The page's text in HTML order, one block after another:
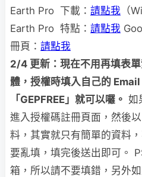
Earth Pro 下載： 請點我 （
Earth Pro 特點： 請點我
冊頁： 請點我
2/4 更新：現在不用再填表
體，授權時填入自己的
「GEPFREE」就可以囉。 如
進入授權碼註冊頁面，然後
料，其實就只有簡單的資料
要亂填，填完後送出即可。
箱，所以請不要填錯，另外